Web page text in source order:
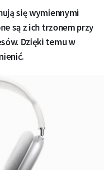
się wymiennymi
są z ich trzonem przy
Dzięki temu w